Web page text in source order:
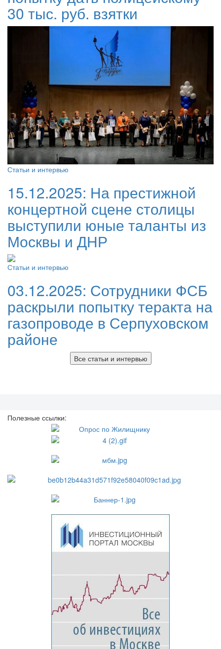
30 тыс. руб. взятки
Статьи и интервью
15.12.2025: На престижной
концертной сцене столицы
выступили юные таланты из
Москвы и ДНР
Статьи и интервью
03.12.2025: Сотрудники ФСБ
раскрыли попытку теракта на
газопроводе в Серпуховском
районе
Все статьи и интервью
Полезные ссылки: